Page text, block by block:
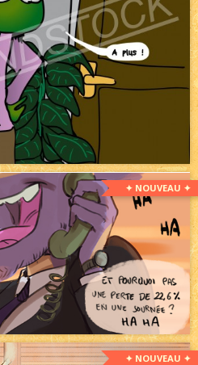
✦ NOUVEAU ✦
✦ NOUVEAU ✦